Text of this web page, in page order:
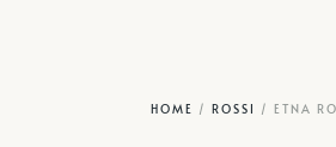
HOME / ROSSI / ETNA